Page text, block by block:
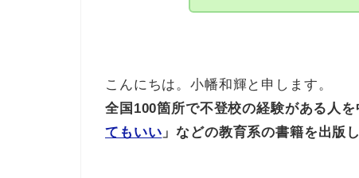
こんにちは。小幡和輝と申します。
全国100箇所で不登校の経験がある人
てもいい 」などの教育系の書籍を出版